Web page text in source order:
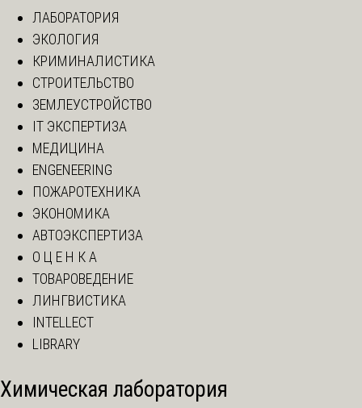
ЛАБОРАТОРИЯ
ЭКОЛОГИЯ
КРИМИНАЛИСТИКА
СТРОИТЕЛЬСТВО
ЗЕМЛЕУСТРОЙСТВО
IT ЭКСПЕРТИЗА
МЕДИЦИНА
ENGENEERING
ПОЖАРОТЕХНИКА
ЭКОНОМИКА
АВТОЭКСПЕРТИЗА
О Ц Е Н К А
ТОВАРОВЕДЕНИЕ
ЛИНГВИСТИКА
INTELLECT
LIBRARY
Химическая лаборатория